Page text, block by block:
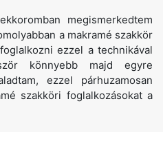
megismerkedtem
a makramé szakkör
ezzel a technikával
könnyebb majd egyre
ezzel párhuzamosan
szakköri foglalkozásokat a